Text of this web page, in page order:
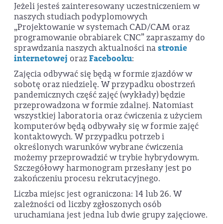
Jeżeli jesteś zainteresowany uczestniczeniem w
naszych studiach podyplomowych
„Projektowanie w systemach CAD/CAM oraz
programowanie obrabiarek CNC” zapraszamy do
sprawdzania naszych aktualności nastronie
internetowej orazFacebooku:
Zajęcia odbywać się będą w formie zjazdów w
sobotę oraz niedzielę. W przypadku obostrzeń
pandemicznych część zajęć (wykłady) będzie
przeprowadzona w formie zdalnej. Natomiast
wszystkiej laboratoria oraz ćwiczenia z użyciem
komputerów będą odbywały się w formie zajęć
kontaktowych. W przypadku potrzeb i
określonych warunków wybrane ćwiczenia
możemy przeprowadzić w trybie hybrydowym.
Szczegółowy harmonogram przesłany jest po
zakończeniu procesu rekrutacyjnego.
Liczba miejsc jest ograniczona: 14 lub 26. W
zależności od liczby zgłoszonych osób
uruchamiana jest jedna lub dwie grupy zajęciowe.